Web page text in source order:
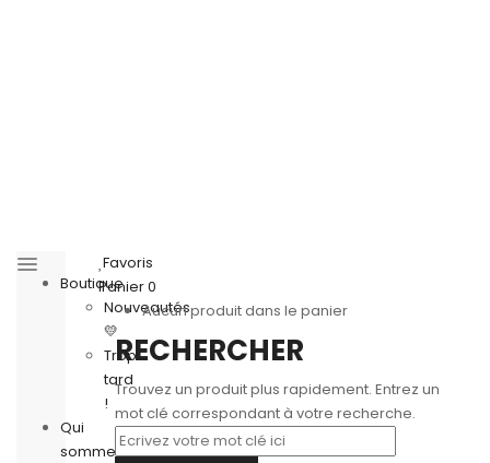
Boutique
Nouveautés
💛
Trop
tard
!
Qui
sommes-
Favoris
Panier0
Aucun produit dans le panier
RECHERCHER
Trouvez un produit plus rapidement. Entrez un
mot clé correspondant à votre recherche.